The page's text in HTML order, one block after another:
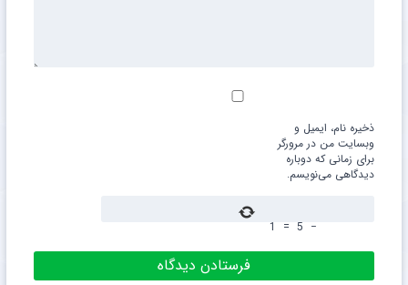
ذخیره نام، ایمیل و
وبسایت من در مرورگر
برای زمانی که دوباره
دیدگاهی می‌نویسم.
−
5
=
1